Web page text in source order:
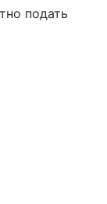
подать